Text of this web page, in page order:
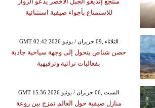
للاستمتاع بأجواء صيفية استثنائية
GMT 02:42 2026 الثلاثاء ,09 حزيران / يونيو
حصن شناص يتحول إلى وجهة سياحية جاذبة
بفعاليات تراثية وترفيهية
GMT 15:36 2026 السبت ,06 حزيران / يونيو
منازل صيفية حول العالم تمزج بين روعة